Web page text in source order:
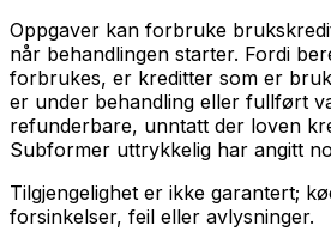
Oppgaver kan forbruke
når behandlingen starter. Fordi
forbrukes, er kreditter som er
er under behandling eller fullført
refunderbare, unntatt der loven
Subformer uttrykkelig har angitt
Tilgjengelighet er ikke garantert;
forsinkelser, feil eller avlysninger.